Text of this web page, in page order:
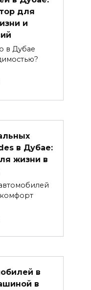
для
и
в Дубае
в Дубае:
жизни в
в
в